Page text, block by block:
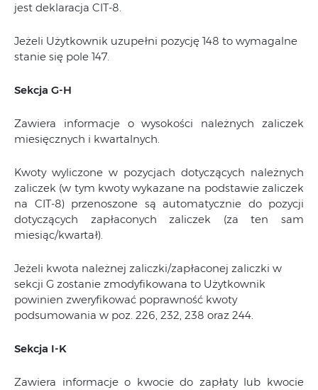
jest deklaracja CIT-8.
Jeżeli Użytkownik uzupełni pozycję 148 to wymagalne
stanie się pole 147.
Sekcja G-H
Zawiera informacje o wysokości należnych zaliczek
miesięcznych i kwartalnych.
Kwoty wyliczone w pozycjach dotyczących należnych
zaliczek (w tym kwoty wykazane na podstawie zaliczek
na CIT-8) przenoszone są automatycznie do pozycji
dotyczących zapłaconych zaliczek (za ten sam
miesiąc/kwartał).
Jeżeli kwota należnej zaliczki/zapłaconej zaliczki w
sekcji G zostanie zmodyfikowana to Użytkownik
powinien zweryfikować poprawność kwoty
podsumowania w poz. 226, 232, 238 oraz 244.
Sekcja I-K
Zawiera informacje o kwocie do zapłaty lub kwocie